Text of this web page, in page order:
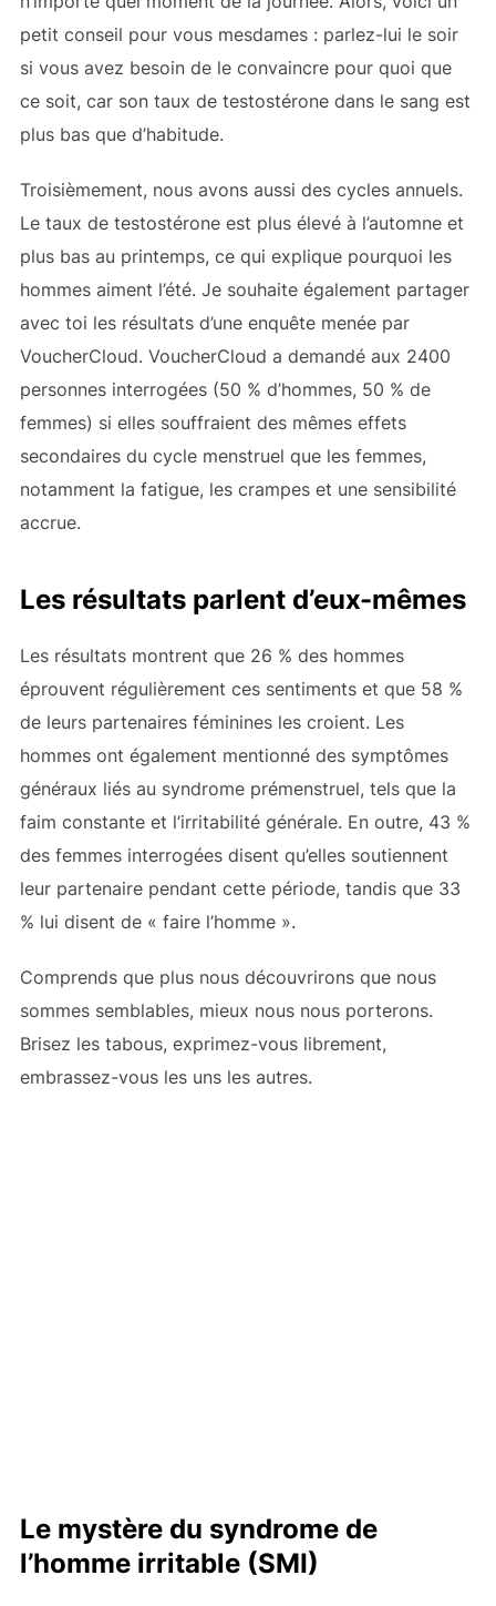
petit conseil pour vous mesdames : parlez-lui le soir
si vous avez besoin de le convaincre pour quoi que
ce soit, car son taux de testostérone dans le sang est
plus bas que d’habitude.
Troisièmement, nous avons aussi des cycles annuels.
Le taux de testostérone est plus élevé à l’automne et
plus bas au printemps, ce qui explique pourquoi les
hommes aiment l’été. Je souhaite également partager
avec toi les résultats d’une enquête menée par
VoucherCloud. VoucherCloud a demandé aux 2400
personnes interrogées (50 % d’hommes, 50 % de
femmes) si elles souffraient des mêmes effets
secondaires du cycle menstruel que les femmes,
notamment la fatigue, les crampes et une sensibilité
accrue.
Les résultats parlent d’eux-mêmes
Les résultats montrent que 26 % des hommes
éprouvent régulièrement ces sentiments et que 58 %
de leurs partenaires féminines les croient. Les
hommes ont également mentionné des symptômes
généraux liés au syndrome prémenstruel, tels que la
faim constante et l’irritabilité générale. En outre, 43 %
des femmes interrogées disent qu’elles soutiennent
leur partenaire pendant cette période, tandis que 33
% lui disent de « faire l’homme ».
Comprends que plus nous découvrirons que nous
sommes semblables, mieux nous nous porterons.
Brisez les tabous, exprimez-vous librement,
embrassez-vous les uns les autres.
Le mystère du syndrome de
l’homme irritable (SMI)